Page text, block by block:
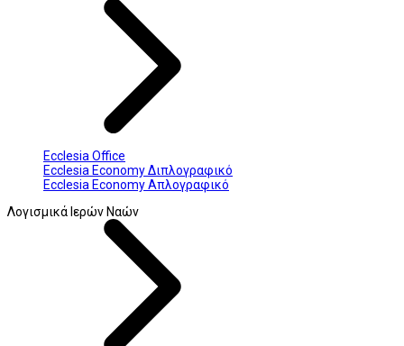
Ecclesia Office
Ecclesia Economy Διπλογραφικό
Ecclesia Economy Απλογραφικό
Λογισμικά Ιερών Ναών